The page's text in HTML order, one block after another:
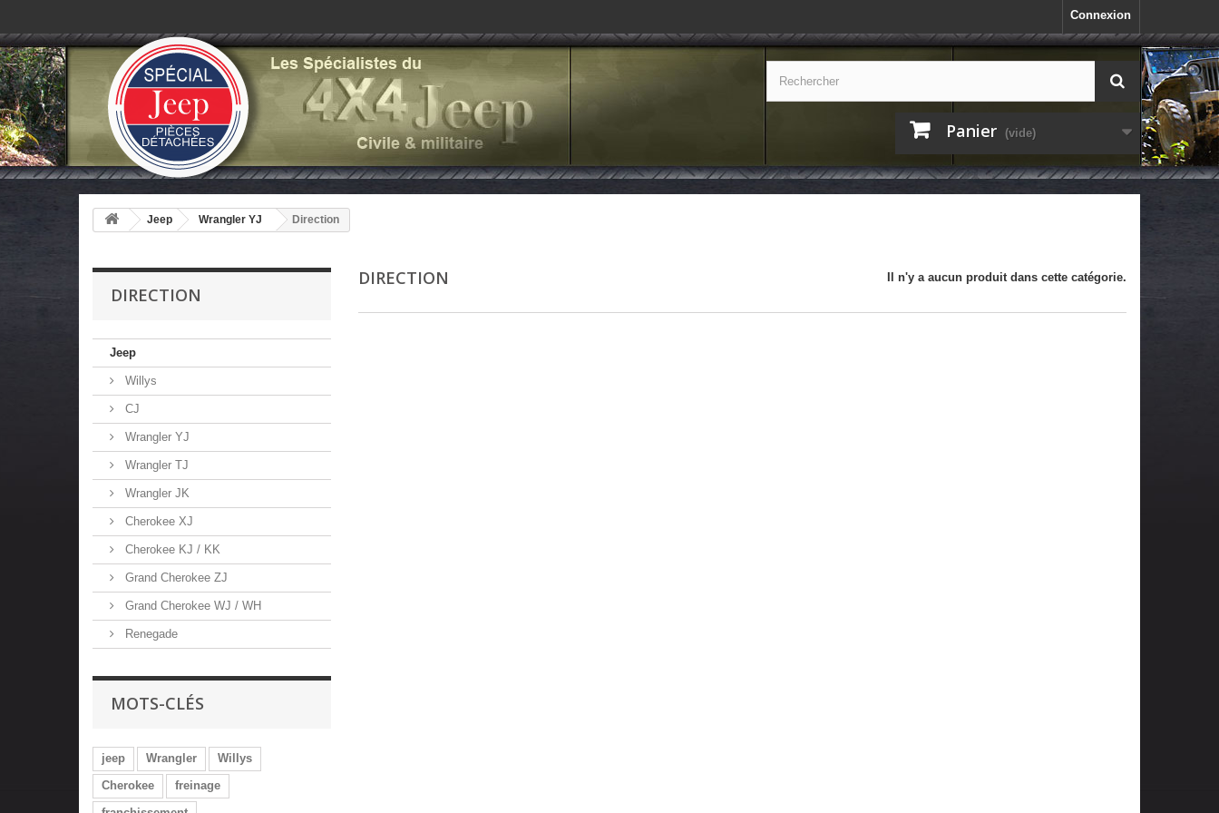
Connexion
Panier (vide)
Jeep Wrangler YJ Direction
DIRECTION
Jeep
Willys
CJ
Wrangler YJ
Wrangler TJ
Wrangler JK
Cherokee XJ
Cherokee KJ / KK
Grand Cherokee ZJ
Grand Cherokee WJ / WH
Renegade
MOTS-CLÉS
jeep Wrangler
Willys
Cherokee
freinage
DIRECTION Il n'y a aucun produit dans cette catégorie.